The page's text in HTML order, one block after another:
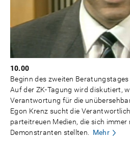
10.00
Beginn des zweiten
Auf der ZK-Tagung wird diskutiert,
Verantwortung für die
Egon Krenz sucht die
parteitreuen Medien, die sich immer
Demonstranten stellten. Mehr